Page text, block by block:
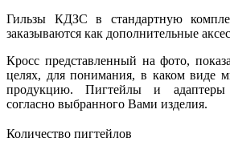
Гильзы КДЗС в стандартную
заказываются как дополнительные
Кросс представленный на фото,
целях, для понимания, в каком виде
продукцию. Пигтейлы и адаптеры
согласно выбранного Вами изделия.
Количество пигтейлов